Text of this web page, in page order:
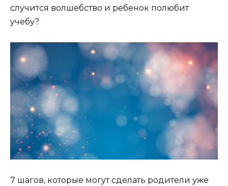
случится волшебство и ребенок полюбит
учебу?
7 шагов, которые могут сделать родители уже